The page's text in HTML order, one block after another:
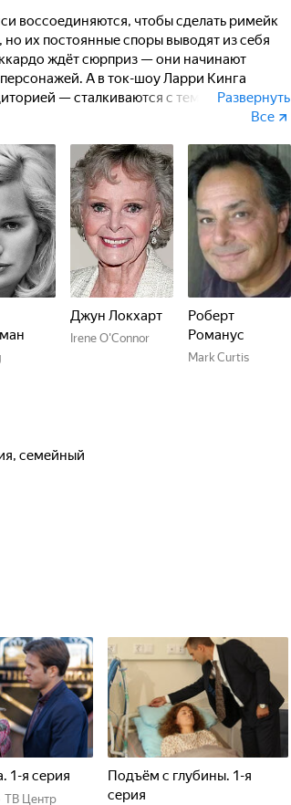
воссоединяются, чтобы сделать римейк
их постоянные споры выводят из себя
ждёт сюрприз — они начинают
А в ток-шоу Ларри Кинга
— сталкиваются с тем,
Развернуть
Все
Джун Локхарт
Irene O'Connor
Роберт
Романус
Mark Curtis
семейный
1-я серия
ТВ Центр
Подъём с глубины. 1-я
серия